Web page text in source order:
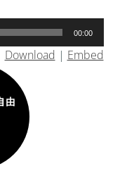
00:00
Download | Embed